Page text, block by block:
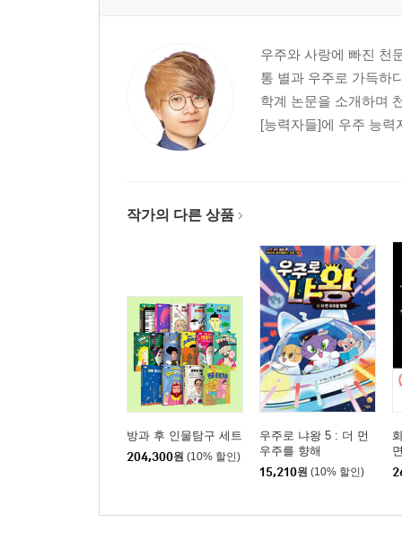
우주와 사랑에 빠진 천
통 별과 우주로 가득하
학계 논문을 소개하며
[능력자들]에 우주 능력
작가의 다른 상품
방과 후 인물탐구 세트
204,300원 (10% 할인)
우주로 냐왕 5 : 더 먼
우주를 향해
15,210원 (10% 할인)